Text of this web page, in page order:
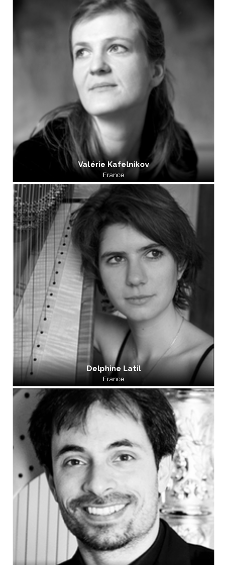
Valérie Kafelnikov
France
Delphine Latil
France